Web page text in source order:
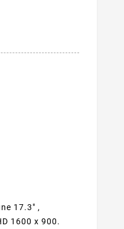
17.3" ,
1600 x 900.